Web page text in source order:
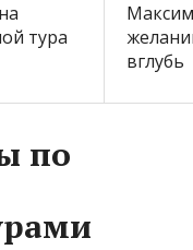
тура
вглубь
по